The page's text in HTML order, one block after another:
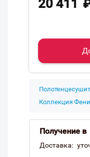
20 411
Коллекция
Получение в
Доставка: